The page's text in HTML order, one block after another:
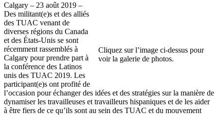
Cliquez sur l’image ci-dessus pour
voir la galerie de photos.
Calgary – 23 août 2019 –
Des militant(e)s et des alliés
des TUAC venant de
diverses régions du Canada
et des États-Unis se sont
récemment rassemblés à
Calgary pour prendre part à
la conférence des Latinos
unis des TUAC 2019. Les
participant(e)s ont profité de
l’occasion pour échanger des idées et des stratégies sur la manière de
dynamiser les travailleuses et travailleurs hispaniques et de les aider
à être fiers de ce qu’ils sont au sein des TUAC et du mouvement